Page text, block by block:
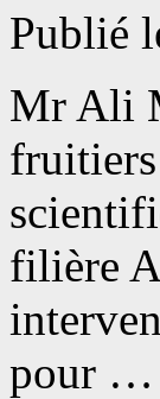
Publié
Mr Ali
filière
pour …